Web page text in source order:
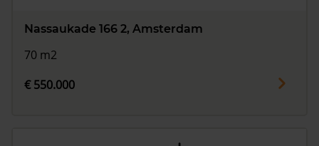
Nassaukade 166 2, Amsterdam
70 m2
€ 550.000